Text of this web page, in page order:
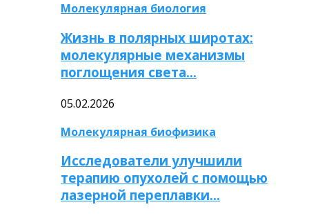
Молекулярная биология
Жизнь в полярных широтах:
молекулярные механизмы
поглощения света…
05.02.2026
Молекулярная биофизика
Исследователи улучшили
терапию опухолей с помощью
лазерной переплавки…